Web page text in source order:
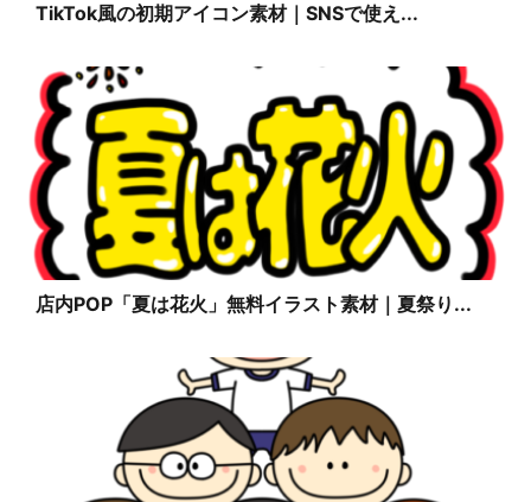
TikTok風の初期アイコン素材｜SNSで使え...
店内POP「夏は花火」無料イラスト素材｜夏祭り...